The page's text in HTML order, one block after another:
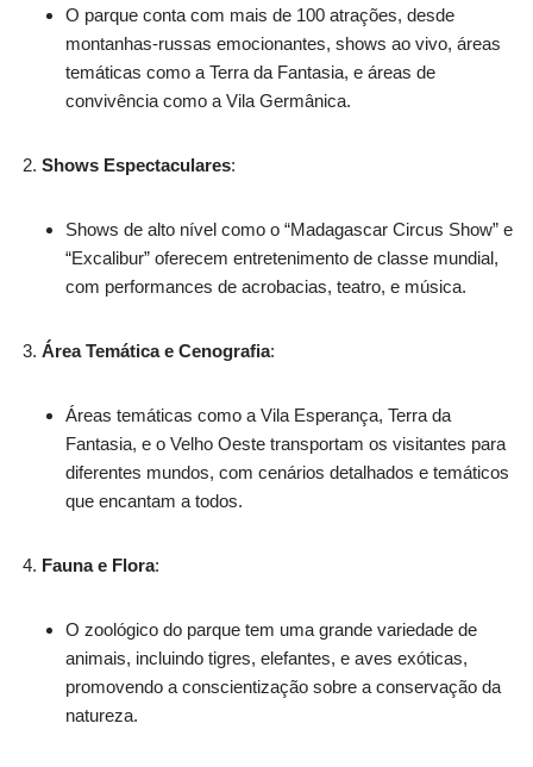
O parque conta com mais de 100 atrações, desde
montanhas-russas emocionantes, shows ao vivo, áreas
temáticas como a Terra da Fantasia, e áreas de
convivência como a Vila Germânica.
Shows Espectaculares:
Shows de alto nível como o “Madagascar Circus Show” e
“Excalibur” oferecem entretenimento de classe mundial,
com performances de acrobacias, teatro, e música.
Área Temática e Cenografia:
Áreas temáticas como a Vila Esperança, Terra da
Fantasia, e o Velho Oeste transportam os visitantes para
diferentes mundos, com cenários detalhados e temáticos
que encantam a todos.
Fauna e Flora:
O zoológico do parque tem uma grande variedade de
animais, incluindo tigres, elefantes, e aves exóticas,
promovendo a conscientização sobre a conservação da
natureza.